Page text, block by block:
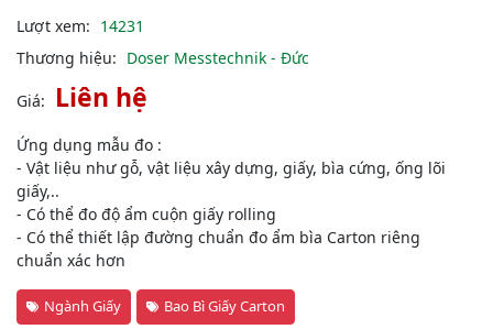
Lượt xem: 14231
Thương hiệu: Doser Messtechnik - Đức
Giá: Liên hệ
Ứng dụng mẫu đo :
- Vật liệu như gỗ, vật liệu xây dựng, giấy, bìa cứng, ống lõi
giấy,..
- Có thể đo độ ẩm cuộn giấy rolling
- Có thể thiết lập đường chuẩn đo ẩm bìa Carton riêng
chuẩn xác hơn
Ngành Giấy Bao Bì Giấy Carton